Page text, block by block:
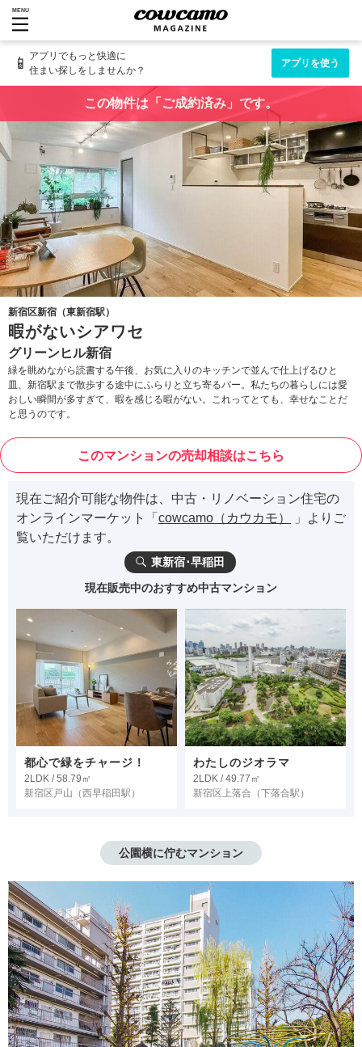
MENU
📱 アプリでもっと快適に
住まい探しをしませんか？
アプリを使う
この物件は「ご成約済み」です。
新宿区新宿（東新宿駅）
暇がないシアワセ
グリーンヒル新宿
緑を眺めながら読書する午後、お気に入りのキッチンで並んで仕上げるひと
皿、新宿駅まで散歩する途中にふらりと立ち寄るバー。私たちの暮らしには愛
おしい瞬間が多すぎて、暇を感じる暇がない。これってとても、幸せなことだ
と思うのです。
このマンションの売却相談はこちら
現在ご紹介可能な物件は、中古・リノベーション住宅の
オンラインマーケット「 cowcamo（カウカモ）
」よりご
覧いただけます。
東新宿･早稲田
現在販売中のおすすめ中古マンション
都心で緑をチャージ！
2LDK / 58.79㎡
新宿区戸山 （西早稲田駅）
わたしのジオラマ
2LDK / 49.77㎡
新宿区上落合 （下落合駅）
公園横に佇むマンション